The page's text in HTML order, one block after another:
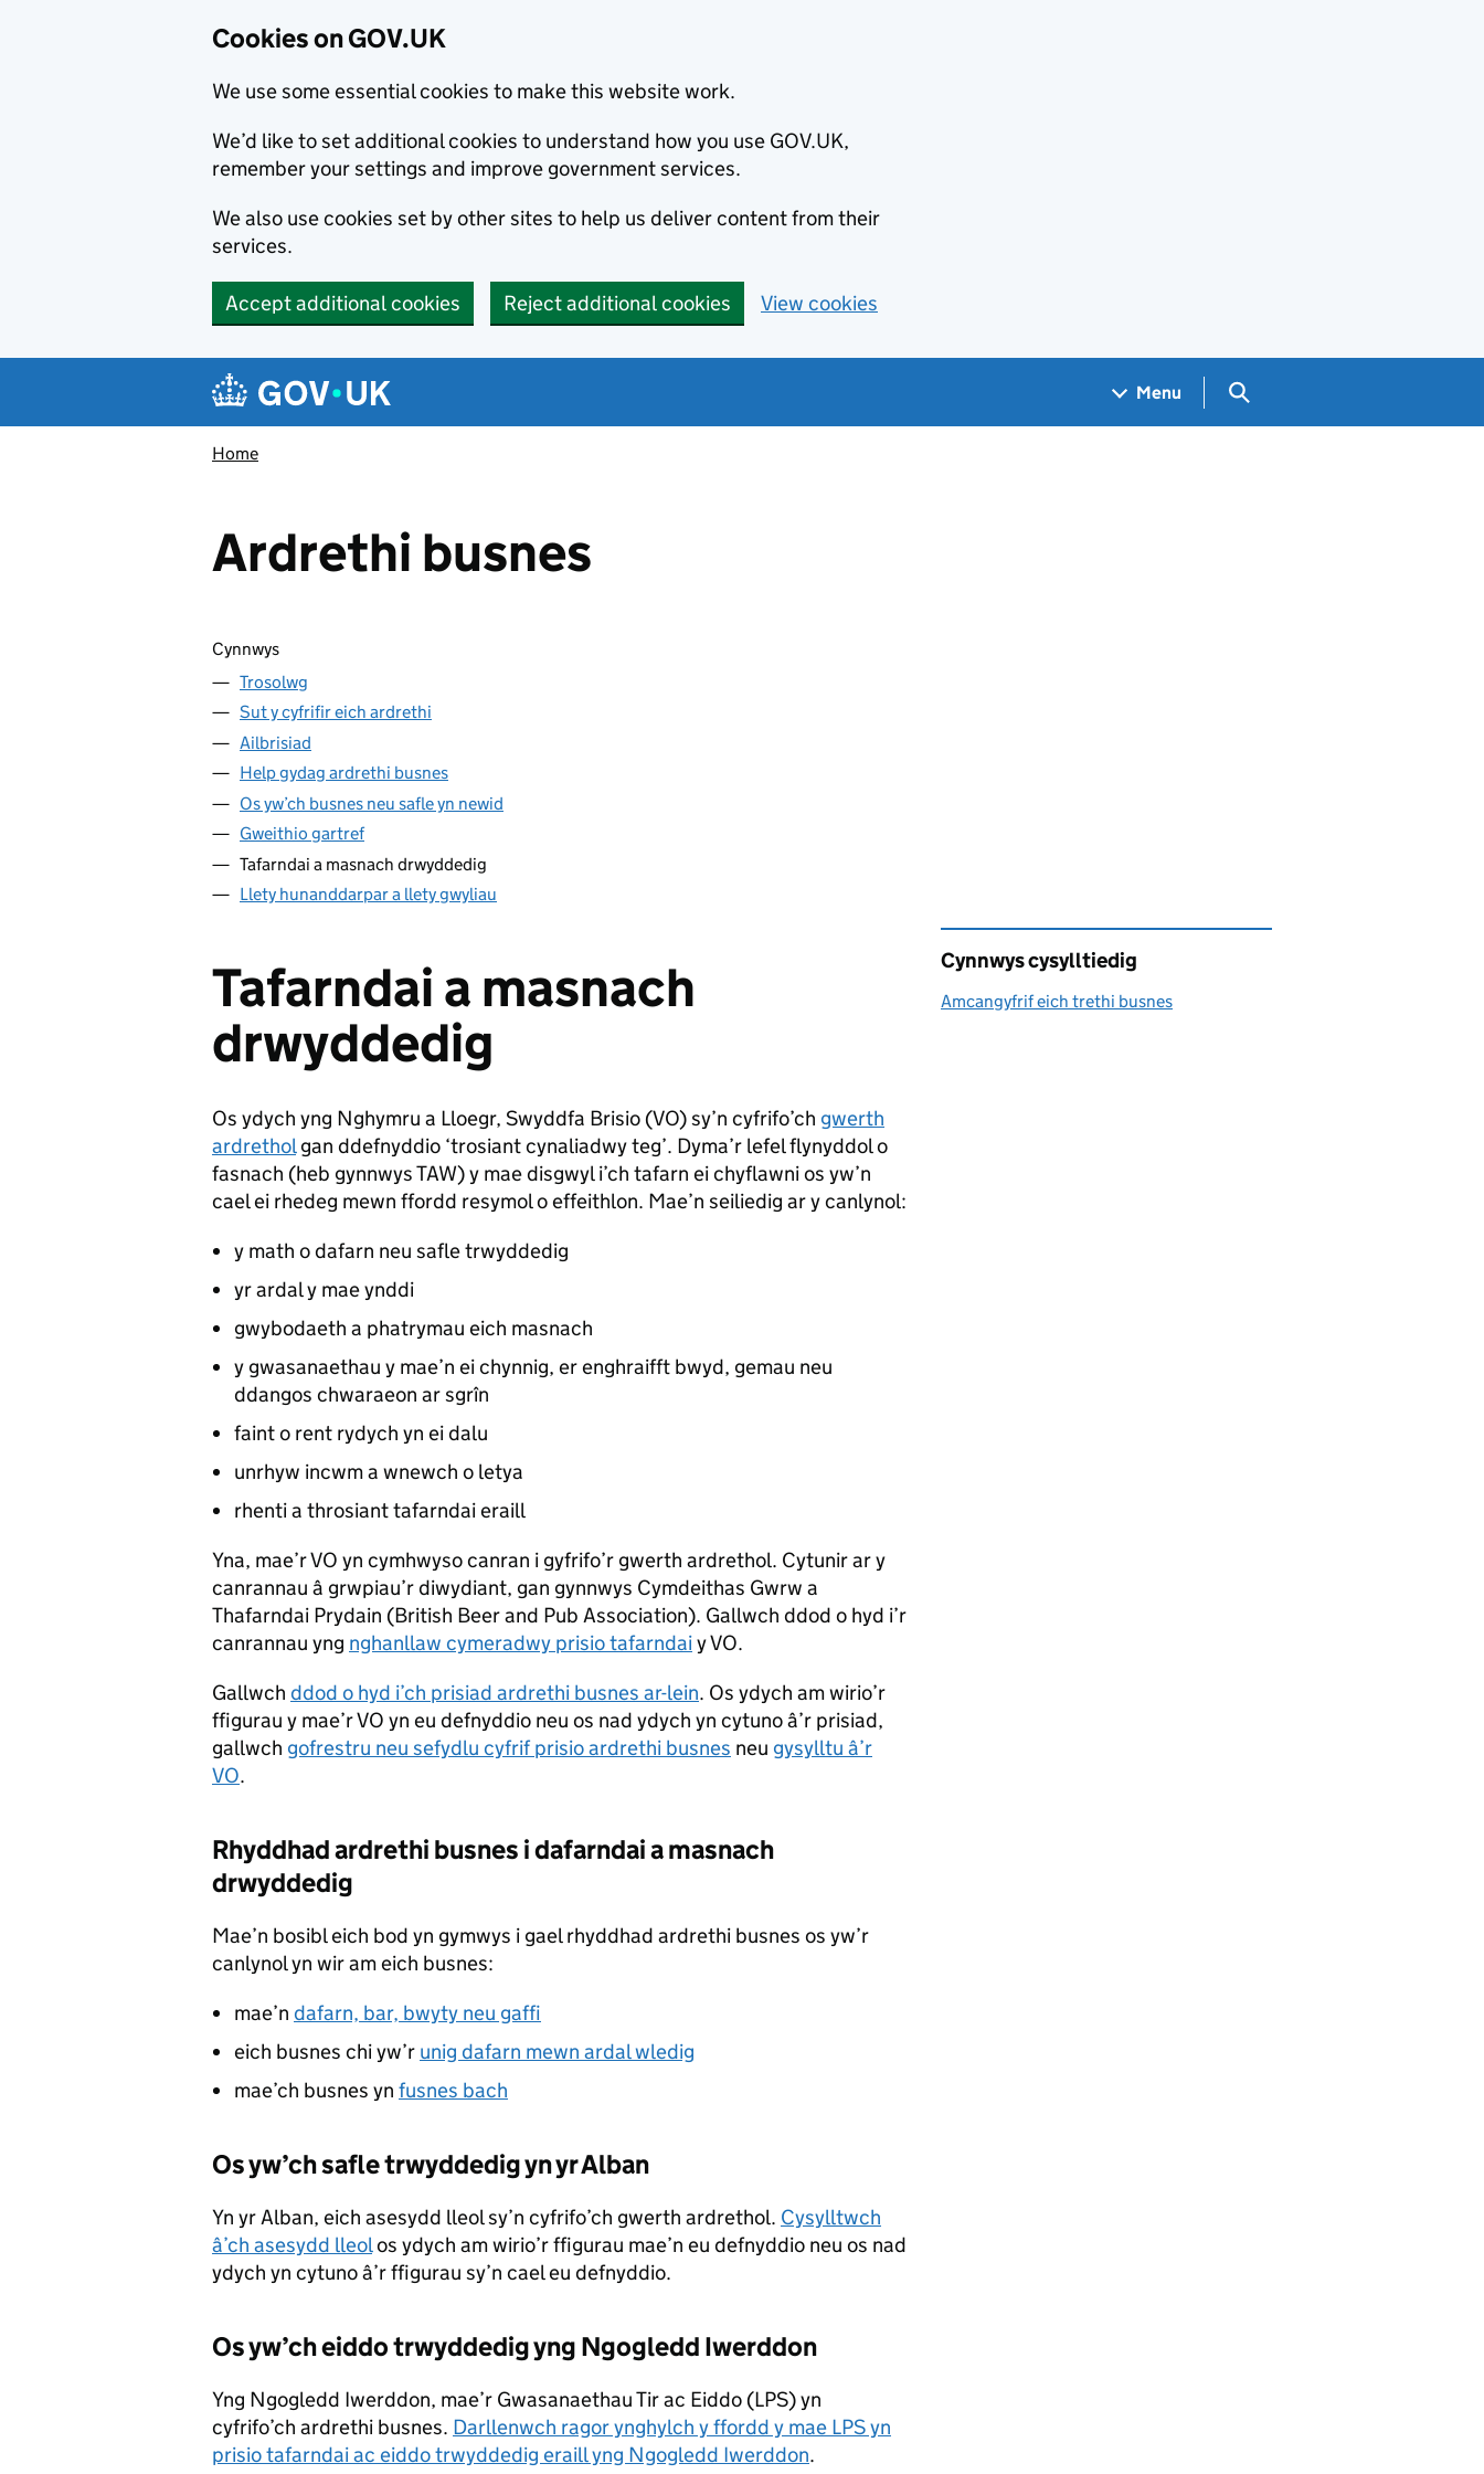
Cookies on GOV.UK
We use some essential cookies to make this website work.
We’d like to set additional cookies to understand how you use GOV.UK,
remember your settings and improve government services.
We also use cookies set by other sites to help us deliver content from their
services.
Accept additional cookies Reject additional cookies View cookies
Navigation menu
Menu Search GOV.UK
Home
Ardrethi busnes
Sgipio cynnwys
Cynnwys
Trosolwg
Sut y cyfrifir eich ardrethi
Ailbrisiad
Help gydag ardrethi busnes
Os yw’ch busnes neu safle yn newid
Gweithio gartref
Tafarndai a masnach drwyddedig
Llety hunanddarpar a llety gwyliau
Tafarndai a masnach
drwyddedig
Os ydych yng Nghymru a Lloegr, Swyddfa Brisio (VO) sy’n cyfrifo’ch gwerth
ardretholgan ddefnyddio ‘trosiant cynaliadwy teg’. Dyma’r lefel flynyddol o
fasnach (heb gynnwysTAW) y mae disgwyl i’ch tafarn ei chyflawni os yw’n
cael ei rhedeg mewn ffordd resymol o effeithlon. Mae’n seiliedig ar y canlynol:
y math o dafarn neu safle trwyddedig
yr ardal y mae ynddi
gwybodaeth a phatrymau eich masnach
y gwasanaethau y mae’n ei chynnig, er enghraifft bwyd, gemau neu
ddangos chwaraeon ar sgrîn
faint o rent rydych yn ei dalu
unrhyw incwm a wnewch o letya
rhenti a throsiant tafarndai eraill
Yna, mae’rVO yn cymhwyso canran i gyfrifo’r gwerth ardrethol. Cytunir ar y
canrannau â grwpiau’r diwydiant, gan gynnwys Cymdeithas Gwrw a
Thafarndai Prydain (British Beer and Pub Association). Gallwch ddod o hyd i’r
canrannau yng nghanllaw cymeradwy prisio tafarndaiyVO.
Gallwch ddod o hyd i’ch prisiad ardrethi busnes ar-lein. Os ydych am wirio’r
ffigurau y mae’rVO yn eu defnyddio neu os nad ydych yn cytuno â’r prisiad,
gallwch gofrestru neu sefydlu cyfrif prisio ardrethi busnes neu gysylltu â’r
VO.
Rhyddhad ardrethi busnes i dafarndai a masnach
drwyddedig
Mae’n bosibl eich bod yn gymwys i gael rhyddhad ardrethi busnes os yw’r
canlynol yn wir am eich busnes:
mae’n dafarn, bar, bwyty neu gaffi
eich busnes chi yw’r unig dafarn mewn ardal wledig
mae’ch busnes yn fusnes bach
Os yw’ch safle trwyddedig yn yr Alban
Yn yr Alban, eich asesydd lleol sy’n cyfrifo’ch gwerth ardrethol. Cysylltwch
â’ch asesydd lleolos ydych am wirio’r ffigurau mae’n eu defnyddio neu os nad
ydych yn cytuno â’r ffigurau sy’n cael eu defnyddio.
Os yw’ch eiddo trwyddedig yng Ngogledd Iwerddon
Yng Ngogledd Iwerddon, mae’r Gwasanaethau Tir ac Eiddo (LPS) yn
cyfrifo’ch ardrethi busnes. Darllenwch ragor ynghylch y ffordd y mae LPSyn
prisio tafarndai ac eiddo trwyddedig eraill yng Ngogledd Iwerddon.
Cynnwys cysylltiedig
Amcangyfrif eich trethi busnes